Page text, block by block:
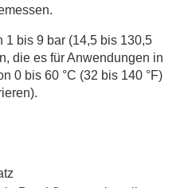
1 bis 9 bar (14,5 bis 130,5
die es für Anwendungen in
0 bis 60 °C (32 bis 140 °F)